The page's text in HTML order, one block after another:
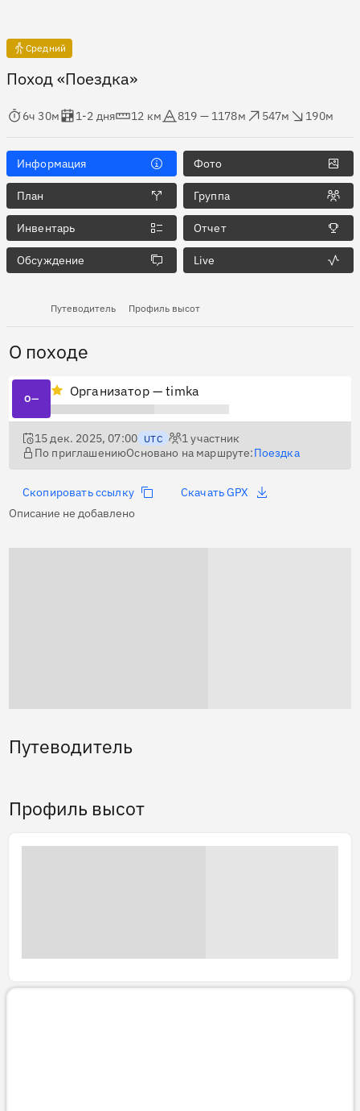
Средний
Поход «Поездка»
в пути
6ч 30м
Оценка в днях
1-2 дня
Дистанция
12 км
Абсолютная высота
819 — 1178м
547м
190м
Информация Фото
План Группа
Инвентарь Отчет
Обсуждение Live
Путеводитель Профиль высот
О походе
О— Организатор — timka
15 дек. 2025, 07:00 UTC 1участник
По приглашениюОсновано на маршруте:Поездка
Скопировать ссылку
Скачать GPX
Описание не добавлено
Путеводитель
Профиль высот